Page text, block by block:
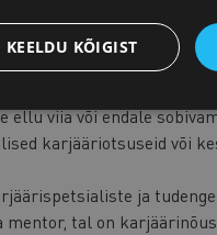
kavandamise ja
töötajatega.
ellu viia või endale
karjääriotsuseid või
ja
mentor, tal on
KEELDU KÕIGIST